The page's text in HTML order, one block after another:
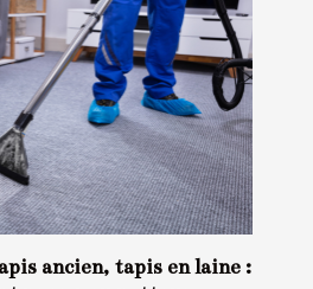
ancien, tapis en laine :